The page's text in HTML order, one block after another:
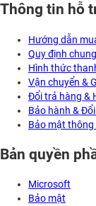
Thông tin hỗ
Hướng dẫn
Quy định chung
Hình thức
Vận chuyển &
Đổi trả hàng &
Bảo hành &
Bảo mật thông
Bản quyền
Microsoft
Bảo mật